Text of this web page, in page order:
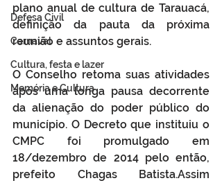
Defesa Civil
Carnaval
Cultura, festa e lazer
Memória e Cultura
plano anual de cultura de Tarauacá,
definição da pauta da próxima
reunião e assuntos gerais.
O Conselho retoma suas atividades
após uma longa pausa decorrente
da alienação do poder público do
município. O Decreto que instituiu o
CMPC foi promulgado em
18/dezembro de 2014 pelo então,
prefeito Chagas Batista.Assim